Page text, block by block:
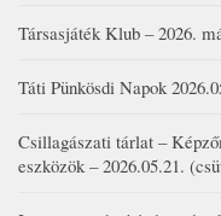
Társasjáték Klub – 2026.
Táti Pünkösdi Napok
Csillagászati tárlat –
eszközök – 2026.05.21.